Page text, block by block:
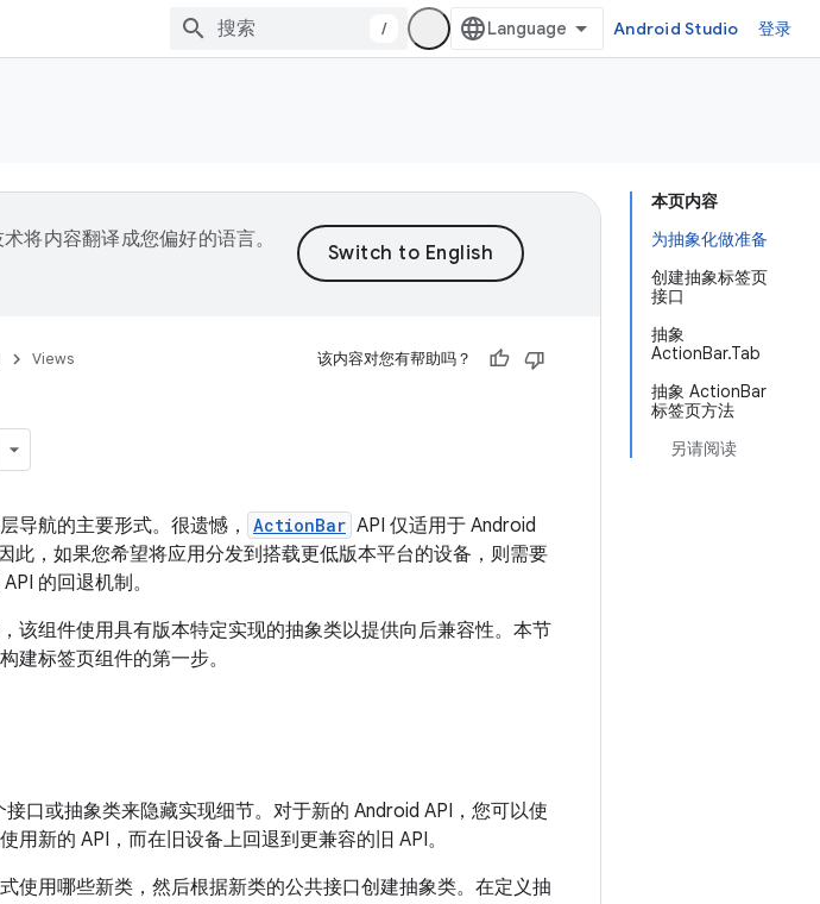
/ Android Studio 登录
本页内容
为抽象化做准备
创建抽象标签页
接口
抽象
ActionBar.Tab
抽象 ActionBar
标签页方法
另请阅读
将内容翻译成您偏好的语言。
Views 该内容对您有帮助吗？
导航的主要形式。很遗憾， ActionBar API 仅适用于 Android
此，如果您希望将应用分发到搭载更低版本平台的设备，则需要
的回退机制。
该组件使用具有版本特定实现的抽象类以提供向后兼容性。本节
建标签页组件的第一步。
口或抽象类来隐藏实现细节。对于新的 Android API，您可以使
新的 API，而在旧设备上回退到更兼容的旧 API。
使用哪些新类，然后根据新类的公共接口创建抽象类。在定义抽